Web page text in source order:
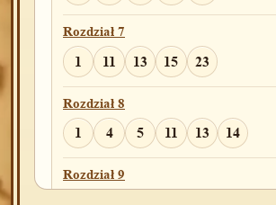
Rozdział 7
1 11 13 15 23
Rozdział 8
1 4 5 11 13 14
Rozdział 9